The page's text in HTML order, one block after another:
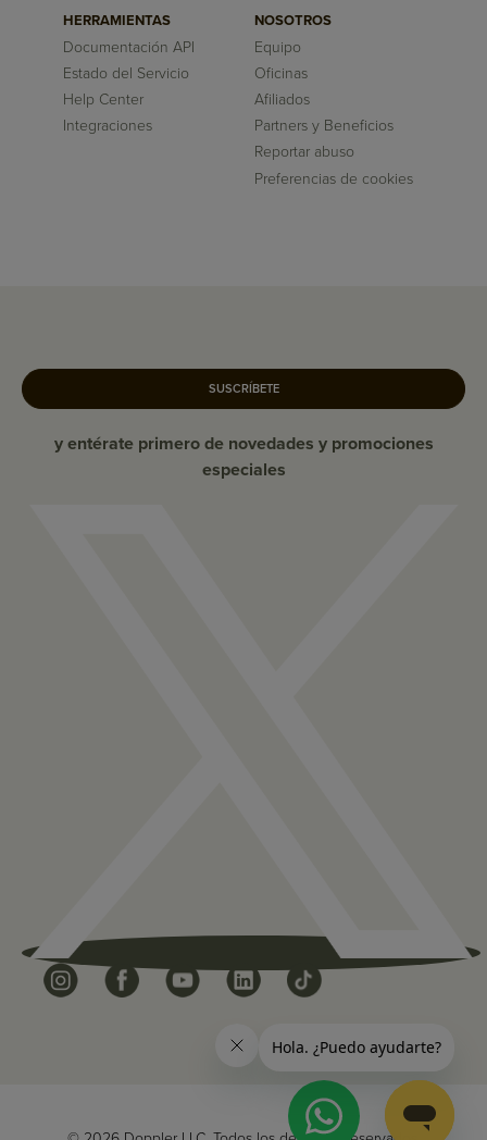
HERRAMIENTAS
Documentación API
Estado del Servicio
Help Center
Integraciones
NOSOTROS
Equipo
Oficinas
Afiliados
Partners y Beneficios
Reportar abuso
Preferencias de cookies
SUSCRÍBETE
y entérate primero de novedades y promociones
especiales